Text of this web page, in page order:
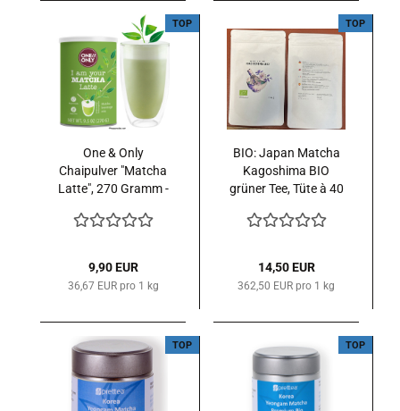
TOP
One & Only
Chaipulver "Matcha
Latte", 270 Gramm -
9,90 EUR
36,67 EUR pro 1 kg
TOP
BIO: Japan Matcha
Kagoshima BIO
grüner Tee, Tüte à 40
14,50 EUR
362,50 EUR pro 1 kg
TOP TOP